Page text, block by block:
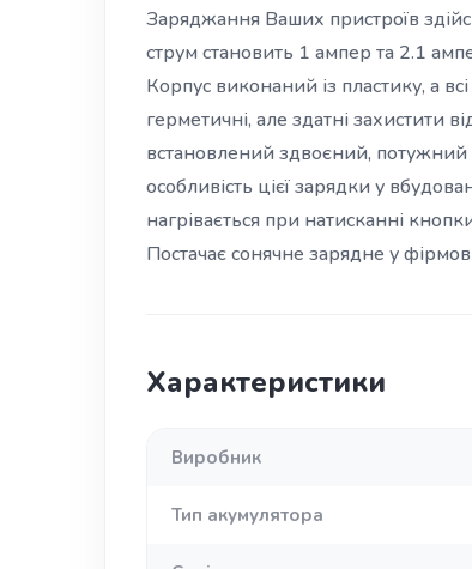
Заряджання Ваших пристроїв
струм становить 1 ампер та 2.1
Корпус виконаний із пластику, а
герметичні, але здатні захистити
встановлений здвоєний, потужний
особливість цієї зарядки у
нагрівається при натисканні
Постачає сонячне зарядне у
Характеристики
Виробник
Тип акумулятора